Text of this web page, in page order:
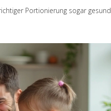
Portionierung sogar gesund